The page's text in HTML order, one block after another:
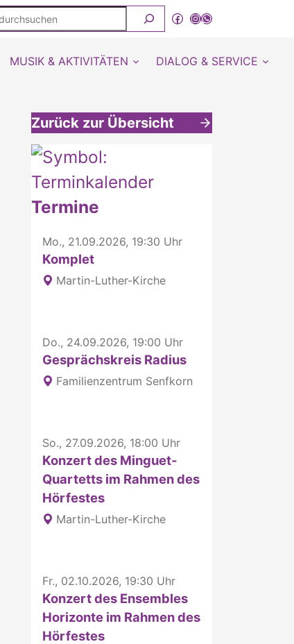
Facebook
Instagram
WhatsApp Kanal von detmold-lutherisch
MUSIK & AKTIVITÄTEN DIALOG & SERVICE
Zurück zur Übersicht
Weitere interessante Inhalte
Termine
Mo., 21.09.2026, 19:30 Uhr
Komplet
Martin-Luther-Kirche
Do., 24.09.2026, 19:00 Uhr
Gesprächskreis Radius
Familienzentrum Senfkorn
So., 27.09.2026, 18:00 Uhr
Konzert des Minguet-
Quartetts im Rahmen des
Hörfestes
Martin-Luther-Kirche
Fr., 02.10.2026, 19:30 Uhr
Konzert des Ensembles
Horizonte im Rahmen des
Hörfestes